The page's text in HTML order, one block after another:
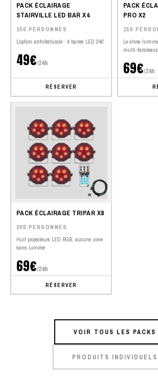
PACK ÉCLAIRAGE
STAIRVILLE LED BAR X4
150 PERSONNES
L'option architecturale : 4 barres LED 240
49€/24h
RÉSERVER
PACK
PRO X2
150
Le show
multi-faisceaux
69€/24h
PACK ÉCLAIRAGE TRIPAR X8
200 PERSONNES
Huit projecteurs LED RGB, aucune zone
sans lumière
69€/24h
RÉSERVER
VOIR TOUS LES PACKS
PRODUITS INDIVIDUELS